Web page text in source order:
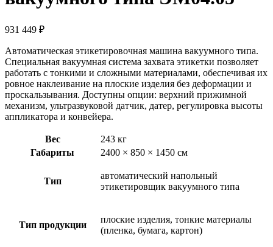
931 449 ₽
Автоматическая этикетировочная машина вакуумного типа.
Специальная вакуумная система захвата этикетки позволяет
работать с тонкими и сложными материалами, обеспечивая их
ровное наклеивание на плоские изделия без деформации и
проскальзывания. Доступны опции: верхний прижимной
механизм, ультразвуковой датчик, датер, регулировка высоты
аппликатора и конвейера.
Вес
243 кг
Габариты
2400 × 850 × 1450 см
Тип
автоматический напольный
этикетировщик вакуумного типа
Тип продукции
плоские изделия, тонкие материалы
(пленка, бумага, картон)